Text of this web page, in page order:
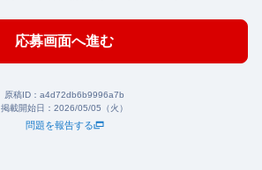
応募画面へ進む
原稿ID： a4d72db6b9996a7b
掲載開始日： 2026/05/05（火）
問題を報告する